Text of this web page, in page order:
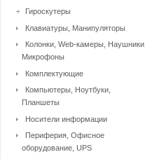
Гироскутеры
Клавиатуры, Манипуляторы
Колонки, Web-камеры, Наушники,
Микрофоны
Комплектующие
Компьютеры, Ноутбуки,
Планшеты
Носители информации
Периферия, Офисное
оборудование, UPS